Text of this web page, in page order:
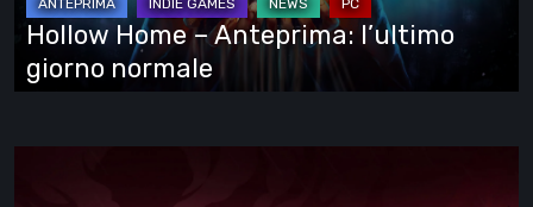
normale
Hollow Home – Anteprima: l’ultimo
giorno normale